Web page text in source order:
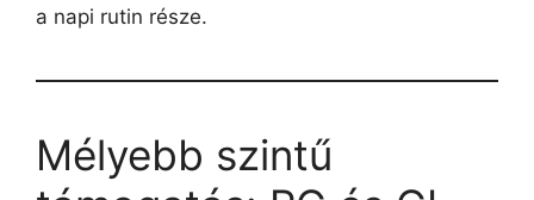
a napi rutin része.
Mélyebb szintű